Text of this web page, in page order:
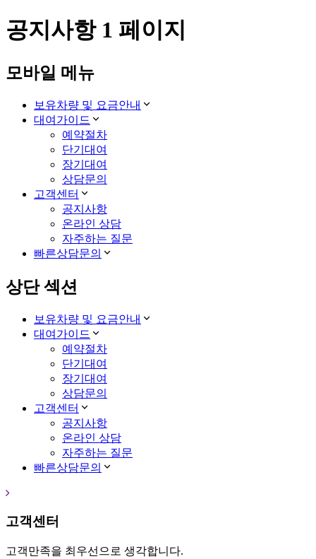
공지사항 1 페이지
모바일 메뉴
보유차량 및 요금안내
대여가이드
예약절차
단기대여
장기대여
상담문의
고객센터
공지사항
온라인 상담
자주하는 질문
빠른상담문의
상단 섹션
보유차량 및 요금안내
대여가이드
예약절차
단기대여
장기대여
상담문의
고객센터
공지사항
온라인 상담
자주하는 질문
빠른상담문의
고객센터
고객만족을 최우선으로 생각합니다.